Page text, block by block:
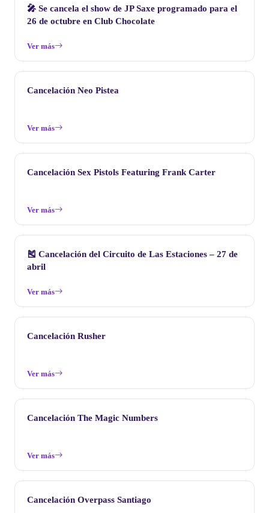
🎤 Se cancela el show de JP Saxe programado para el
26 de octubre en Club Chocolate
Ver más
Cancelación Neo Pistea
Ver más
Cancelación Sex Pistols Featuring Frank Carter
Ver más
🎽 Cancelación del Circuito de Las Estaciones – 27 de
abril
Ver más
Cancelación Rusher
Ver más
Cancelación The Magic Numbers
Ver más
Cancelación Overpass Santiago